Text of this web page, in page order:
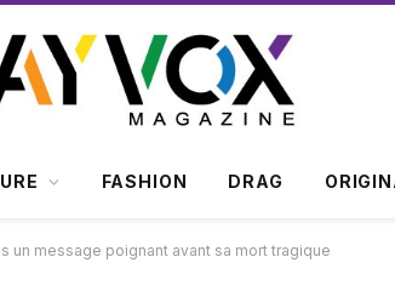
FASHION DRAG
un message poignant avant sa mort tragique